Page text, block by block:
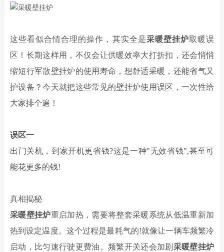
这些看似合情合理的操作，其实全是采暖壁挂炉取暖误
区！长期这样用，不仅会让供暖效率大打折扣，还会悄悄
缩短行军散壁挂炉的使用寿命，想舒适采暖，还能省气又
护设备？今天就把这些常见的壁挂炉使用误区，一次性给
大家排个遍！
误区一
出门关机，到家开机更省钱?这是一种"无效省钱",甚至可
能花更多的钱!
真相揭秘
采暖壁挂炉重启加热，需要将整套采暖系统从低温重新加
热到设定温度。这个过程是最耗气的!就像让一辆车频繁冷
启动，比匀速行驶更费油。频繁开关还会加剧 采暖壁挂炉